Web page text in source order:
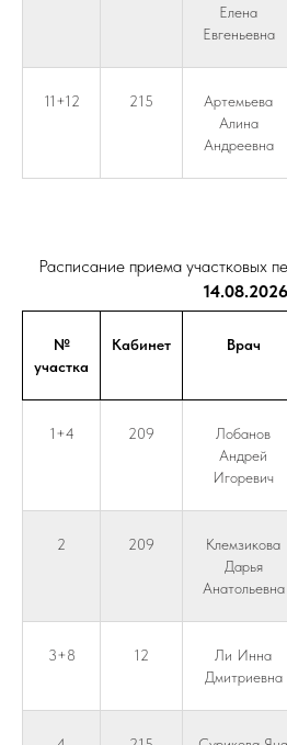
Елена
Евгеньевна
11+12 215
Артемьева
Алина
Андреевна
Расписание приема участковых
14.08.2026
№
участка
Кабинет Врач
1+4 209
Лобанов
Андрей
Игоревич
2 209
Клемзикова
Дарья
Анатольевна
3+8 12
Ли Инна
Дмитриевна